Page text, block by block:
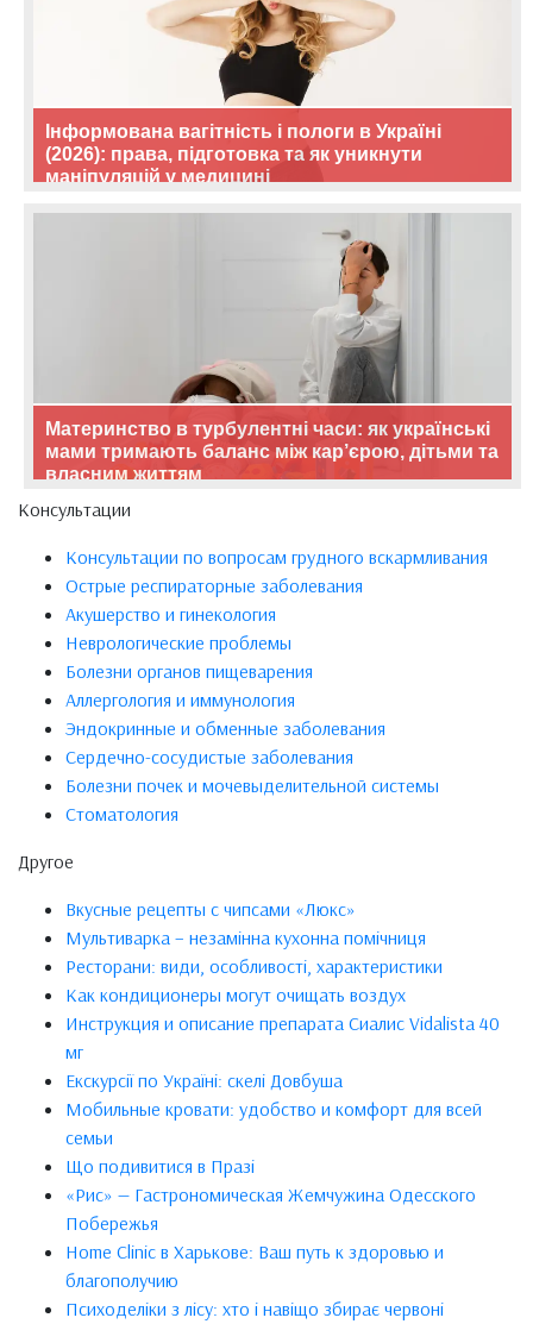
Інформована вагітність і пологи в Україні
(2026): права, підготовка та як уникнути
маніпуляцій у медицині
Материнство в турбулентні часи: як українські
мами тримають баланс між кар’єрою, дітьми та
власним життям
Консультации
Консультации по вопросам грудного вскармливания
Острые респираторные заболевания
Акушерство и гинекология
Неврологические проблемы
Болезни органов пищеварения
Аллергология и иммунология
Эндокринные и обменные заболевания
Сердечно-сосудистые заболевания
Болезни почек и мочевыделительной системы
Стоматология
Другое
Вкусные рецепты с чипсами «Люкс»
Мультиварка – незамінна кухонна помічниця
Ресторани: види, особливості, характеристики
Как кондиционеры могут очищать воздух
Инструкция и описание препарата Сиалис Vidalista 40
мг
Екскурсії по Україні: скелі Довбуша
Мобильные кровати: удобство и комфорт для всей
семьи
Що подивитися в Празі
«Рис» — Гастрономическая Жемчужина Одесского
Побережья
Home Clinic в Харькове: Ваш путь к здоровью и
благополучию
Психоделіки з лісу: хто і навіщо збирає червоні